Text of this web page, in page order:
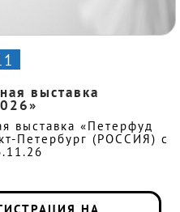
выставка
выставка «Петерфуд
Петербург (РОССИЯ) с
НА